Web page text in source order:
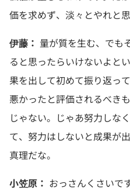
価を求めず、淡々とやれと思
伊藤： 量が質を生む、でも
ると思ったらいけないよと
果を出して初めて振り返っ
悪かったと評価されるべき
じゃない。じゃあ努力しな
て、努力はしないと成果が
真理だな。
小笠原： おっさんくさいで